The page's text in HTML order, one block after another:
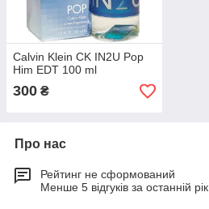
Calvin Klein CK IN2U Pop
Him EDT 100 ml
300 ₴
Про нас
Рейтинг не сформований
Менше 5 відгуків за останній рік